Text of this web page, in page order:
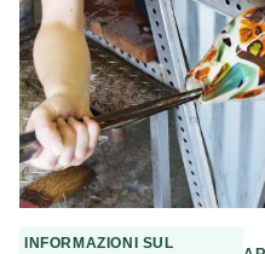
INFORMAZIONI SUL